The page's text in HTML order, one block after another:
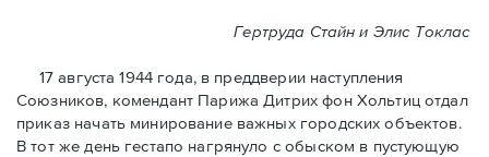
Гертруда Стайн и Элис Токлас
17 августа 1944 года, в преддверии наступления
Союзников, комендант Парижа Дитрих фон Хольтиц отдал
приказ начать минирование важных городских объектов.
В тот же день гестапо нагрянуло с обыском в пустующую